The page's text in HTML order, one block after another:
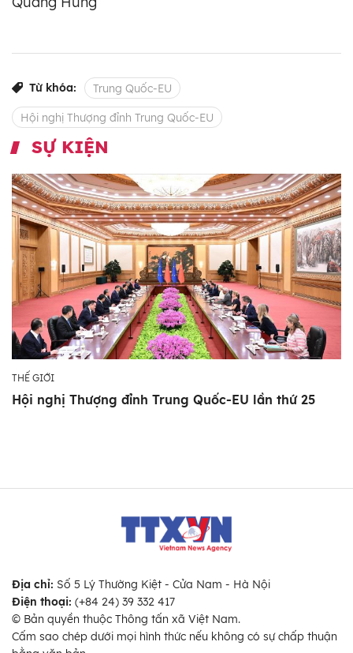
Từ khóa: Trung Quốc-EU
Hội nghị Thượng đỉnh Trung Quốc-EU
SỰ KIỆN
THẾ GIỚI
Hội nghị Thượng đỉnh Trung Quốc-EU lần thứ 25
Địa chỉ: Số 5 Lý Thường Kiệt - Cửa Nam - Hà Nội
Điện thoại: (+84 24) 39 332 417
© Bản quyền thuộc Thông tấn xã Việt Nam.
Cấm sao chép dưới mọi hình thức nếu không có sự chấp thuận